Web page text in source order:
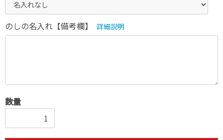
のしの名入れ【備考欄】 詳細説明
数量